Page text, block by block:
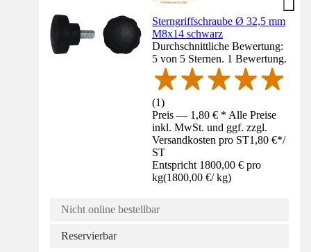
Sterngriffschraube Ø 32,5 mm
M8x14 schwarz
Durchschnittliche Bewertung:
5 von 5 Sternen. 1 Bewertung.
(1)
Preis — 1,80 € * Alle Preise
inkl. MwSt. und ggf. zzgl.
Versandkosten pro ST1,80 €*/
ST
Entspricht 1800,00 € pro
kg(1800,00 €/ kg)
Nicht online bestellbar
Reservierbar